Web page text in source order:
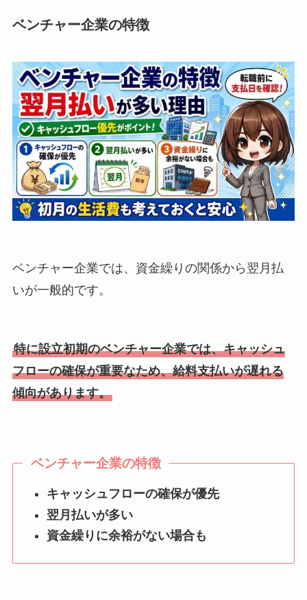
ベンチャー企業の特徴
ベンチャー企業では、資金繰りの関係から翌月払
いが一般的です。
特に設立初期のベンチャー企業では、キャッシュ
フローの確保が重要なため、給料支払いが遅れる
傾向があります。
ベンチャー企業の特徴
キャッシュフローの確保が優先
翌月払いが多い
資金繰りに余裕がない場合も